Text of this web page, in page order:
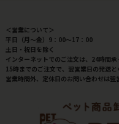
＜営業について＞
平日（月～金）9：00～17：00
土日・祝日を除く
インターネットでのご注文は、24時間承
15時までのご注文で、翌営業日の発送と
営業時間外、定休日のお問い合わせは翌